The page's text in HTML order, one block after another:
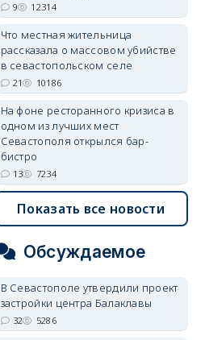
9 12314
Что местная жительница
рассказала о массовом убийстве
в севастопольском селе
21 10186
На фоне ресторанного кризиса в
одном из лучших мест
Севастополя открылся бар-
бистро
13 7234
Показать все новости
Обсуждаемое
В Севастополе утвердили проект
застройки центра Балаклавы
32 5286